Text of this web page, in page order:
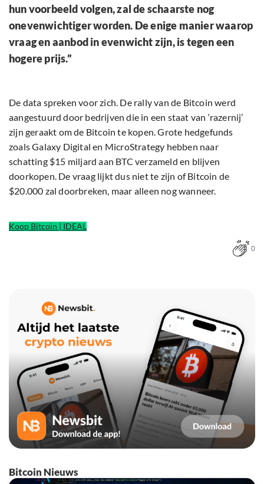
hun voorbeeld volgen, zal de schaarste nog
onevenwichtiger worden. De enige manier waarop
vraag en aanbod in evenwicht zijn, is tegen een
hogere prijs.”
De data spreken voor zich. De rally van de Bitcoin werd
aangestuurd door bedrijven die in een staat van ‘razernij’
zijn geraakt om de Bitcoin te kopen. Grote hedgefunds
zoals Galaxy Digital en MicroStrategy hebben naar
schatting $15 miljard aan BTC verzameld en blijven
doorkopen. De vraag lijkt dus niet te zijn of Bitcoin de
$20.000 zal doorbreken, maar alleen nog wanneer.
Koop Bitcoin | IDEAL
0
Bitcoin Nieuws